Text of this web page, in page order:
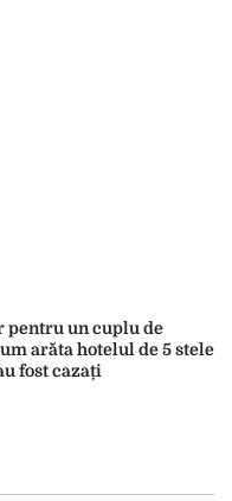
pentru un cuplu de
arăta hotelul de 5 stele
fost cazați